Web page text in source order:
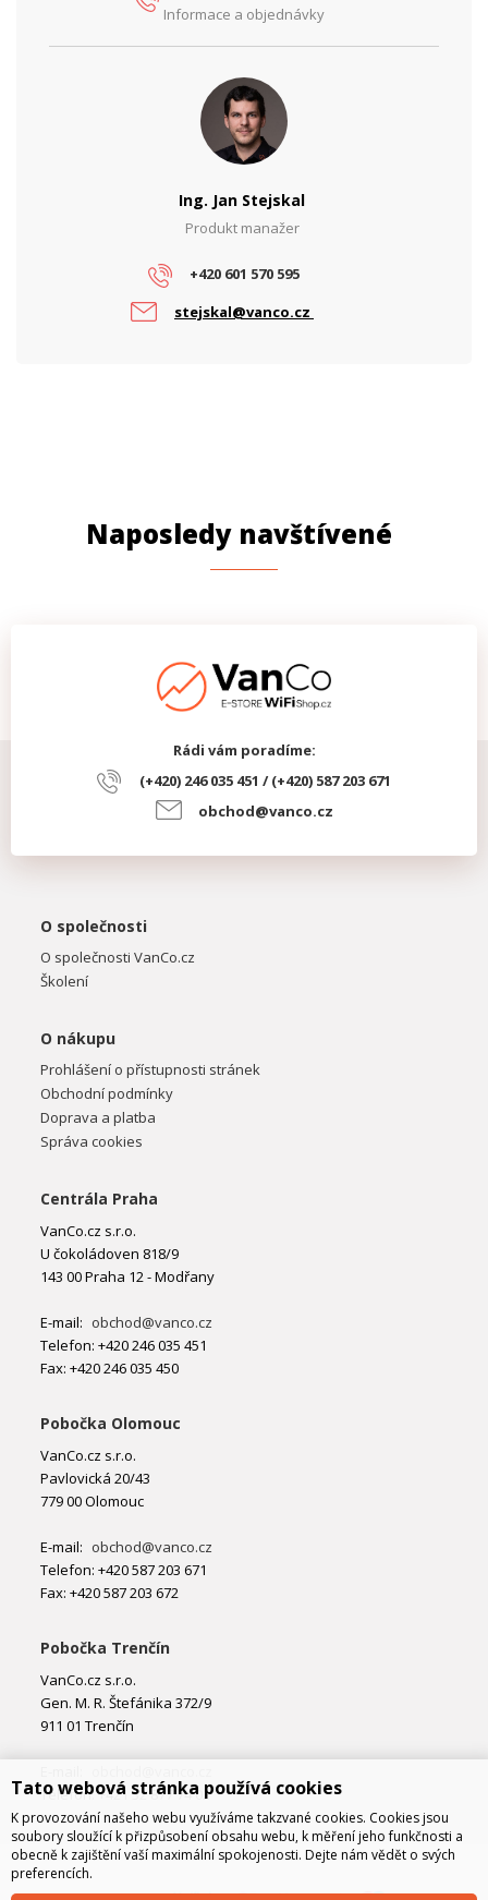
2x2
Integrovaná
Přenosová rychlost WiFi - 2.4 GHz
300
Přenosová rychlost WiFi - 5 GHz
866.7
Vysílací výkon 2,4 GHz (dBm) 20
Vysílací výkon 5 GHz [dBm] 20
Rychlost LAN portů 1 Gbps
IPX6
Informace a objednávky
Ing. Jan Stejskal
Produkt manažer
+420 601 570 595
stejskal@vanco.cz
Naposledy navštívené
Rádi vám poradíme:
(+420) 246 035 451 / (+420) 587 203 671
obchod@vanco.cz
O společnosti
O společnosti VanCo.cz
Školení
O nákupu
Prohlášení o přístupnosti stránek
Obchodní podmínky
Doprava a platba
Správa cookies
Centrála Praha
VanCo.cz s.r.o.
U čokoládoven 818/9
143 00 Praha 12 - Modřany
E-mail: obchod@vanco.cz
Telefon: +420 246 035 451
Fax: +420 246 035 450
Pobočka Olomouc
VanCo.cz s.r.o.
Pavlovická 20/43
779 00 Olomouc
E-mail: obchod@vanco.cz
Telefon: +420 587 203 671
Fax: +420 587 203 672
Pobočka Trenčín
VanCo.cz s.r.o.
Gen. M. R. Štefánika 372/9
911 01 Trenčín
Telefon: +421 32 877 74 02
Tato webová stránka používá cookies
K provozování našeho webu využíváme takzvané cookies. Cookies jsou
soubory sloužící k přizpůsobení obsahu webu, k měření jeho funkčnosti a
obecně k zajištění vaší maximální spokojenosti. Dejte nám vědět o svých
preferencích.